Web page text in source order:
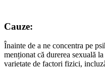
Cauze:
Înainte de a ne concentra pe
menționat că durerea sexuală
varietate de factori fizici,